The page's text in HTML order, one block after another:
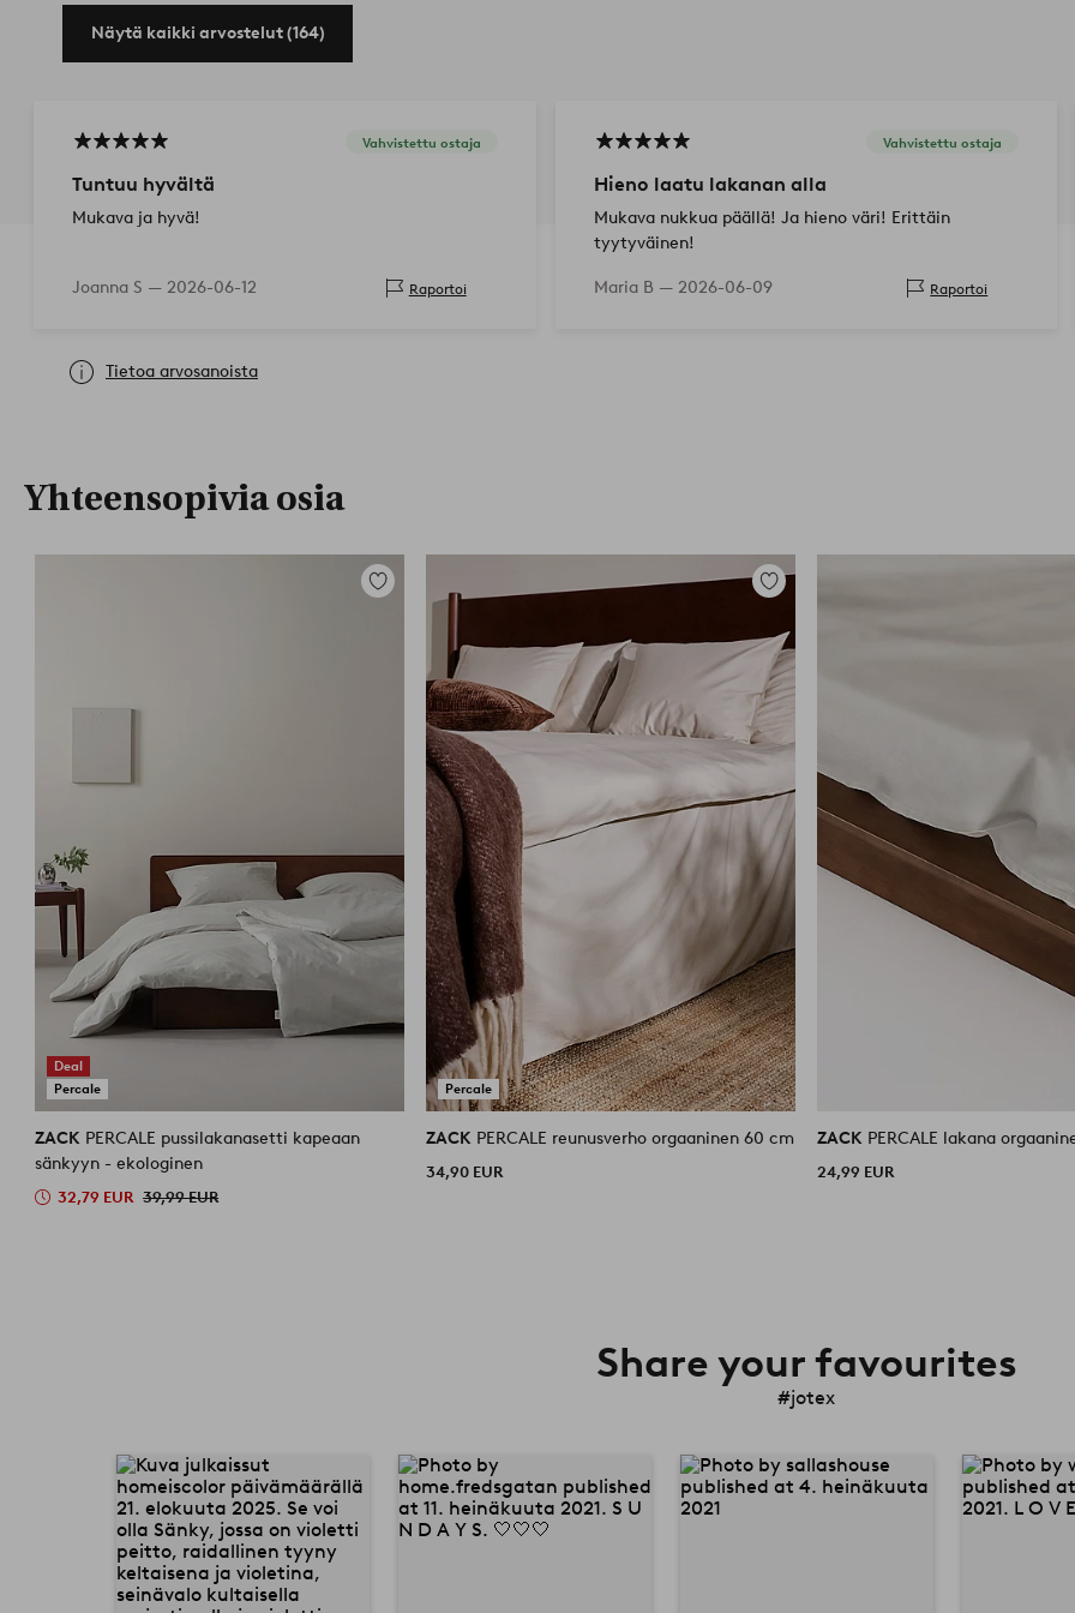
Näytä kaikki arvostelut (164)
Vahvistettu ostaja
Tuntuu hyvältä
Mukava ja hyvä!
Joanna S — 2026-06-12 Raportoi
Vahvistettu ostaja
Hieno laatu lakanan alla
Mukava nukkua päällä! Ja hieno väri! Erittäin
tyytyväinen!
Maria B — 2026-06-09 Raportoi
Tietoa arvosanoista
Yhteensopivia osia
Deal
Percale
Lisää
suosikkeihin
ZACK PERCALE pussilakanasetti kapeaan
sänkyyn - ekologinen
32,79 EUR 39,99 EUR
Percale
Lisää
ZACK PERCALE reunusverho orgaaninen 60 cm
34,90 EUR
ZACK PERCALE lakana
24,99 EUR
Share your favourites
#jotex